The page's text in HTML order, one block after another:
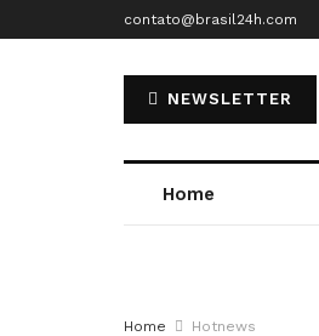
contato@brasil24h.com
NEWSLETTER
Home
Home Hotnews